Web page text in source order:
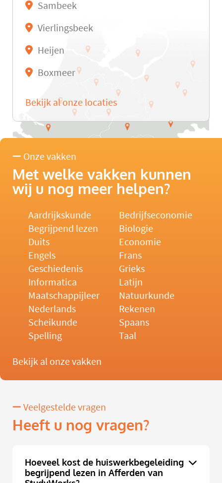
Sambeek
Vierlingsbeek
Heijen
Boxmeer
Bekijk al onze locaties
Onze vakken
Met welke vakken kunnen
wij u nog meer helpen?
Aardrijkskunde
Bedrijfseconomie
Begrijpend lezen
Biologie
Duits
Economie
Engels
Frans
Geschiedenis
Grieks
Informatica
Latijn
Maatschappijleer
Natuurkunde
Nederlands
Rekenen
Scheikunde
Spaans
Spelling
Taal
Bekijk al onze vakken
Veelgestelde vragen
Heeft u nog vragen?
Hoeveel kost de huiswerkbegeleiding
begrijpend lezen in Afferden van